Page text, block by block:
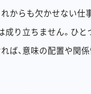
れからも欠かせない仕
成り立ちません。ひ
ば、意味の配置や関